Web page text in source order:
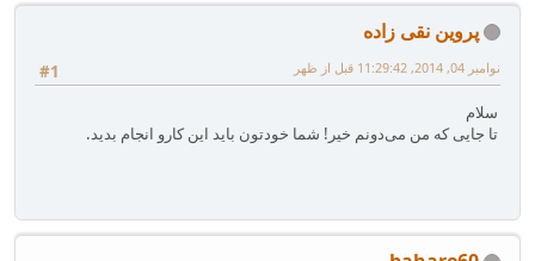
پروین نقی زاده
#1 نوامبر 04, 2014, 11:29:42 قبل از ظهر
سلام
تا جایی که من می‌دونم خیر! شما خودتون باید این کارو انجام بدید.